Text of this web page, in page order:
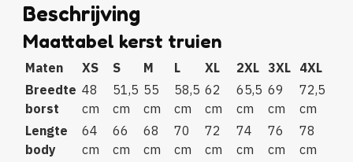
Beschrijving
Maattabel kerst truien
Maten XS S M L XL 2XL 3XL
4XL
Breedte
borst
48
cm
51,5
cm
55
cm
58,5
cm
62
cm
65,5
cm
69
cm
72,5
cm
Lengte
body
64
cm
66
cm
68
cm
70
cm
72
cm
74
cm
76
cm
78
cm